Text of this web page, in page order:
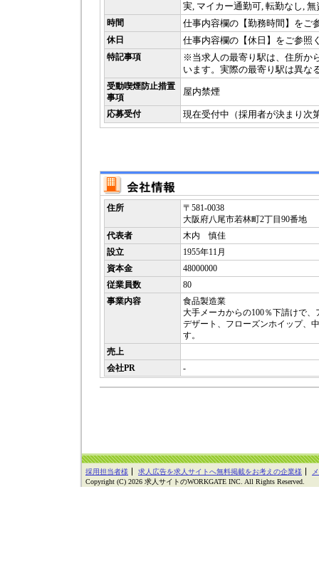
実, マイカー通勤可, 転勤なし,
時間 仕事内容欄の【勤務時間】をご
休日 仕事内容欄の【休日】をご参照
特記事項
※当求人の最寄り駅は、住所か
います。実際の最寄り駅は異な
受動喫煙防止措置
事項
屋内禁煙
応募受付 現在受付中（採用者が決まり次
住所
〒581-0038
大阪府八尾市若林町2丁目90番地
代表者
木内 慎佳
設立
1955年11月
資本金
48000000
従業員数
80
事業内容
食品製造業
大手メーカからの100％下請けで
デザート、フローズンホイップ、
す。
売上
会社PR
-
採用担当者様 求人広告を求人サイトへ無料掲載をお考えの企業様
Copyright (C) 2026 求人サイトのWORKGATE INC. All Rights Reserved.